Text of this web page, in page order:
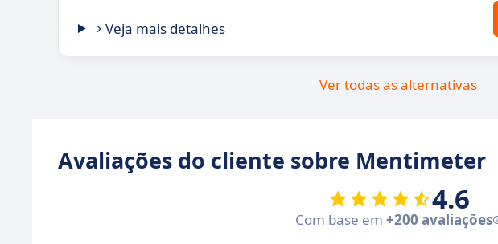
Veja mais detalhes
Ver todas as alternativas
Avaliações do cliente sobre Mentimeter
4.6
Com base em +200 avaliações